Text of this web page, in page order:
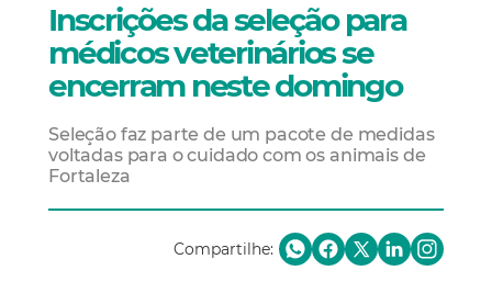
Inscrições da seleção para
médicos veterinários se
encerram neste domingo
Seleção faz parte de um pacote de medidas
voltadas para o cuidado com os animais de
Fortaleza
Compartilhe: